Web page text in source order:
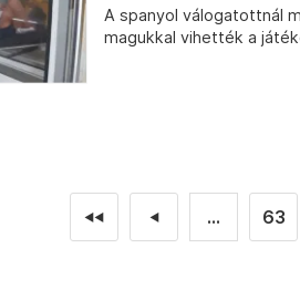
A spanyol válogatottnál
magukkal vihették a
◄◄ ◄ ... 63